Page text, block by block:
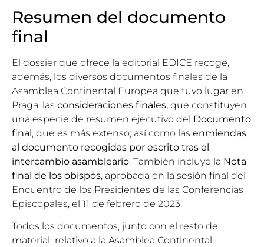
Resumen del documento
final
El dossier que ofrece la editorial EDICE recoge,
además, los diversos documentos finales de la
Asamblea Continental Europea que tuvo lugar en
Praga: las consideraciones finales, que constituyen
una especie de resumen ejecutivo del Documento
final, que es más extenso; así como las enmiendas
al documento recogidas por escrito tras el
intercambio asambleario. También incluye la Nota
final de los obispos, aprobada en la sesión final del
Encuentro de los Presidentes de las Conferencias
Episcopales, el 11 de febrero de 2023.
Todos los documentos, junto con el resto de
material relativo a la Asamblea Continental